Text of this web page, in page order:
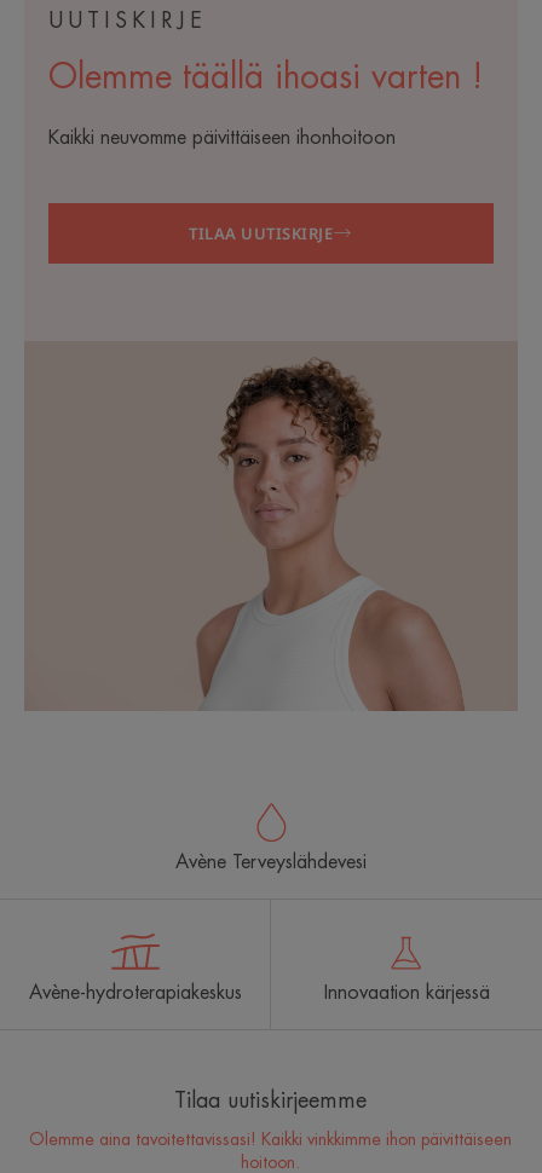
UUTISKIRJE
Olemme täällä ihoasi varten !
Kaikki neuvomme päivittäiseen ihonhoitoon
TILAA UUTISKIRJE
Avène Terveyslähdevesi
Avène-hydroterapiakeskus Innovaation kärjessä
Tilaa uutiskirjeemme
Olemme aina tavoitettavissasi! Kaikki vinkkimme ihon päivittäiseen
hoitoon.